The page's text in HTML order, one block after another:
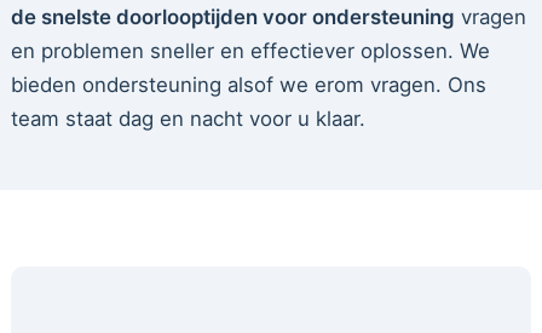
de snelste doorlooptijden voor ondersteuning vragen
en problemen sneller en effectiever oplossen. We
bieden ondersteuning alsof we erom vragen. Ons
team staat dag en nacht voor u klaar.